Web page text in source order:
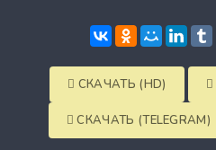
СКАЧАТЬ (HD)
СКАЧАТЬ (TELEGRAM)